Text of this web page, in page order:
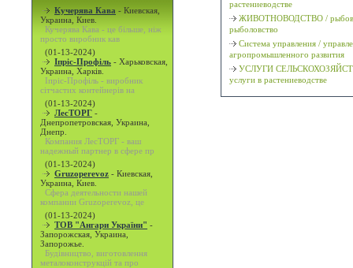
Кучерява Кава - Киевская,
Украина, Киев.
Кучерява Кава - це більше, ніж
просто виробник кав
(01-13-2024)
Іпріс-Профіль - Харьковская,
Украина, Харків.
Іпріс-Профіль - виробник
сітчастих контейнерів на
(01-13-2024)
ЛесТОРГ -
Днепропетровская, Украина,
Днепр.
Компания ЛесТОРГ - ваш
надежный партнер в сфере пр
(01-13-2024)
Gruzoperevoz - Киевская,
Украина, Киев.
Сфера деятельности нашей
компании Gruzoperevoz, це
(01-13-2024)
ТОВ "Ангари України" -
Запорожская, Украина,
Запорожье.
Будівництво, виготовлення
металоконструкцій та про
растениеводстве
ЖИВОТНОВОДСТВО /
рыболовство
Система управления /
агропромышленного развития
УСЛУГИ
услуги в растениеводстве